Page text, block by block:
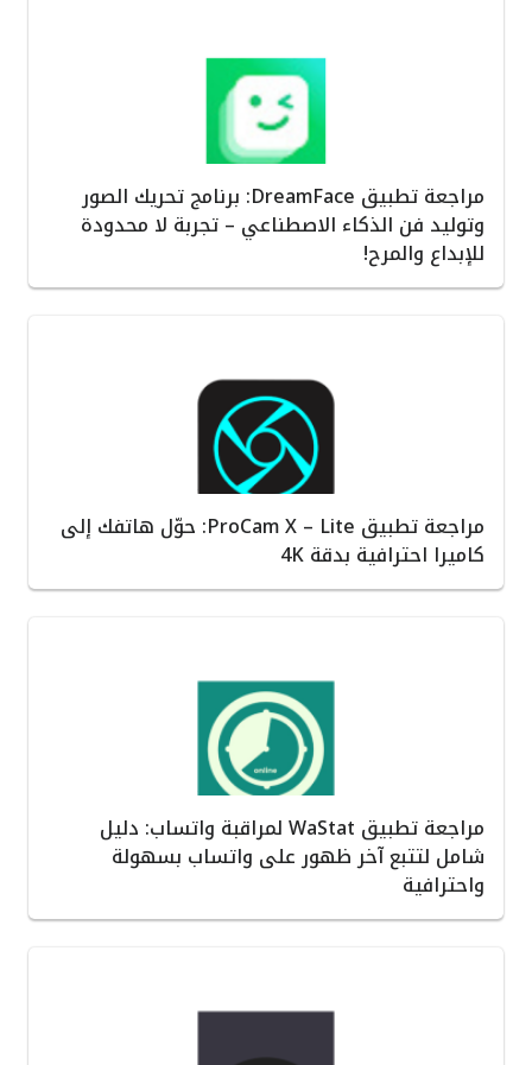
مراجعة تطبيق DreamFace: برنامج تحريك الصور
وتوليد فن الذكاء الاصطناعي – تجربة لا محدودة
للإبداع والمرح!
مراجعة تطبيق ProCam X – Lite: حوّل هاتفك إلى
كاميرا احترافية بدقة 4K
مراجعة تطبيق WaStat لمراقبة واتساب: دليل
شامل لتتبع آخر ظهور على واتساب بسهولة
واحترافية